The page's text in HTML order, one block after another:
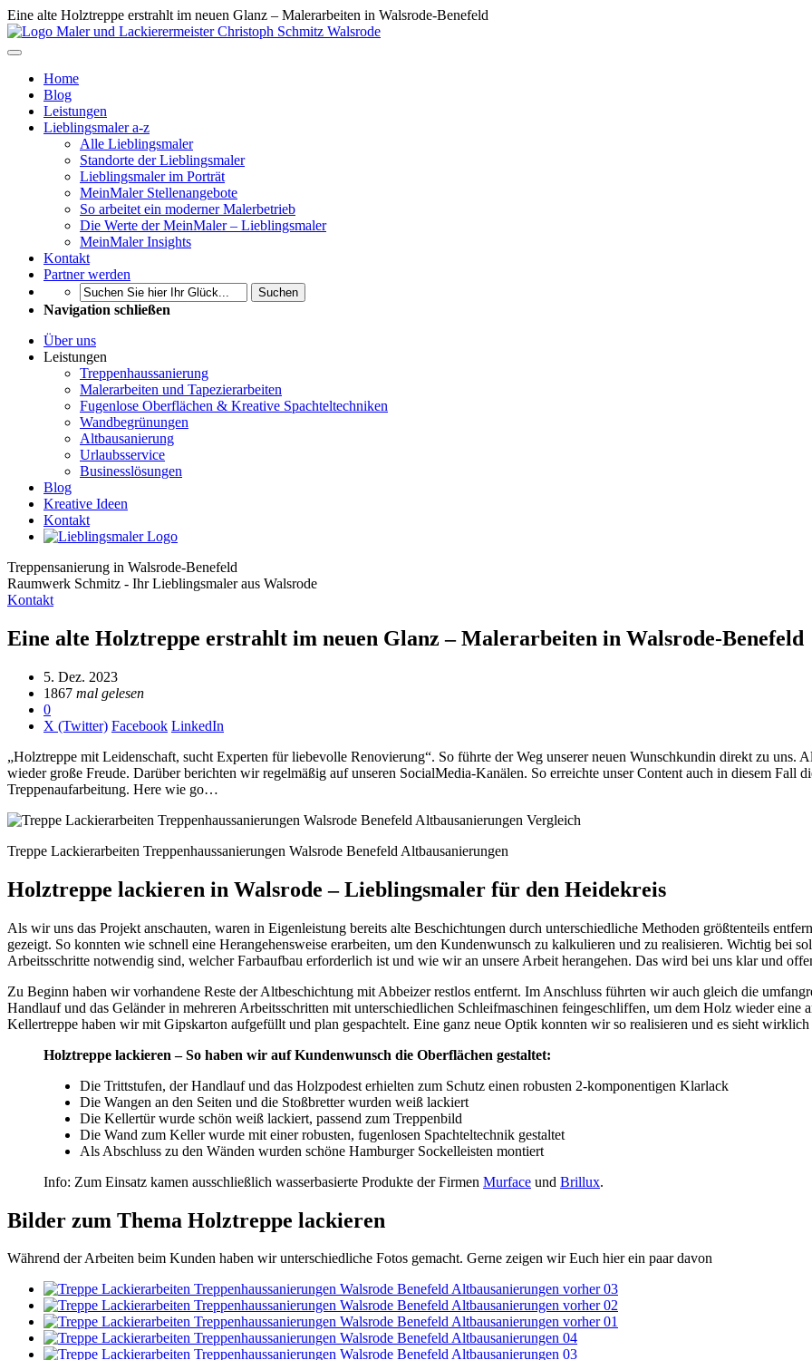
Eine alte Holztreppe erstrahlt im neuen Glanz – Malerarbeiten in Walsrode-Benefeld
Home
Blog
Leistungen
Lieblingsmaler a-z
Alle Lieblingsmaler
Standorte der Lieblingsmaler
Lieblingsmaler im Porträt
MeinMaler Stellenangebote
So arbeitet ein moderner Malerbetrieb
Die Werte der MeinMaler – Lieblingsmaler
MeinMaler Insights
Kontakt
Partner werden
Suchen
Navigation schließen
Über uns
Leistungen
Treppenhaussanierung
Malerarbeiten und Tapezierarbeiten
Fugenlose Oberflächen & Kreative Spachteltechniken
Wandbegrünungen
Altbausanierung
Urlaubsservice
Businesslösungen
Blog
Kreative Ideen
Kontakt
Treppensanierung in Walsrode-Benefeld
Raumwerk Schmitz - Ihr Lieblingsmaler aus Walsrode
Kontakt
Eine alte Holztreppe erstrahlt im neuen Glanz – Malerarbeiten in Walsrode-Benefeld
5. Dez. 2023
1867 mal gelesen
0
X (Twitter) Facebook LinkedIn
„Holztreppe mit Leidenschaft, sucht Experten für liebevolle Renovierung“. So führte der Weg unserer neuen Wunschkundin direkt zu uns.
wieder große Freude. Darüber berichten wir regelmäßig auf unseren SocialMedia-Kanälen. So erreichte unser Content auch in diesem Fall
Treppenaufarbeitung. Here wie go…
Treppe Lackierarbeiten Treppenhaussanierungen Walsrode Benefeld Altbausanierungen
Holztreppe lackieren in Walsrode – Lieblingsmaler für den Heidekreis
Als wir uns das Projekt anschauten, waren in Eigenleistung bereits alte Beschichtungen durch unterschiedliche Methoden größtenteils
gezeigt. So konnten wie schnell eine Herangehensweise erarbeiten, um den Kundenwunsch zu kalkulieren und zu realisieren. Wichtig bei
Arbeitsschritte notwendig sind, welcher Farbaufbau erforderlich ist und wie wir an unsere Arbeit herangehen. Das wird bei uns klar und
Zu Beginn haben wir vorhandene Reste der Altbeschichtung mit Abbeizer restlos entfernt. Im Anschluss führten wir auch gleich die
Handlauf und das Geländer in mehreren Arbeitsschritten mit unterschiedlichen Schleifmaschinen feingeschliffen, um dem Holz wieder eine
Kellertreppe haben wir mit Gipskarton aufgefüllt und plan gespachtelt. Eine ganz neue Optik konnten wir so realisieren und es sieht wirklich
Holztreppe lackieren – So haben wir auf Kundenwunsch die Oberflächen gestaltet:
Die Trittstufen, der Handlauf und das Holzpodest erhielten zum Schutz einen robusten 2-komponentigen Klarlack
Die Wangen an den Seiten und die Stoßbretter wurden weiß lackiert
Die Kellertür wurde schön weiß lackiert, passend zum Treppenbild
Die Wand zum Keller wurde mit einer robusten, fugenlosen Spachteltechnik gestaltet
Als Abschluss zu den Wänden wurden schöne Hamburger Sockelleisten montiert
Info: Zum Einsatz kamen ausschließlich wasserbasierte Produkte der Firmen Murface und Brillux.
Bilder zum Thema Holztreppe lackieren
Während der Arbeiten beim Kunden haben wir unterschiedliche Fotos gemacht. Gerne zeigen wir Euch hier ein paar davon